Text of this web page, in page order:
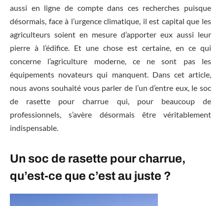
aussi en ligne de compte dans ces recherches puisque
désormais, face à l’urgence climatique, il est capital que les
agriculteurs soient en mesure d’apporter eux aussi leur
pierre à l’édifice. Et une chose est certaine, en ce qui
concerne l’agriculture moderne, ce ne sont pas les
équipements novateurs qui manquent. Dans cet article,
nous avons souhaité vous parler de l’un d’entre eux, le soc
de rasette pour charrue qui, pour beaucoup de
professionnels, s’avère désormais être véritablement
indispensable.
Un soc de rasette pour charrue,
qu’est-ce que c’est au juste ?